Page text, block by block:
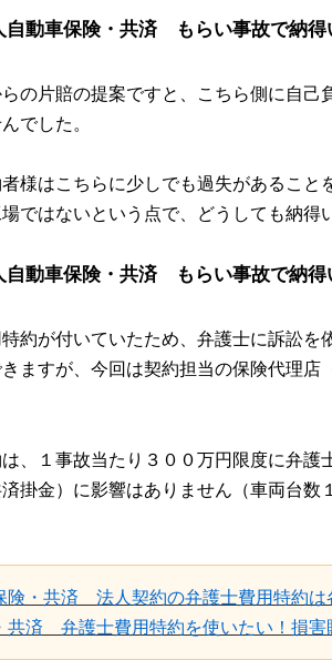
動車保険・共済 もらい事故で納
の片賠の提案ですと、こちら側に自己
でした。
様はこちらに少しでも過失があること
ではないという点で、どうしても納得
動車保険・共済 もらい事故で納
約が付いていたため、弁護士に訴訟を
ますが、今回は契約担当の保険代理店
、１事故当たり３００万円限度に弁護
掛金）に影響はありません（車両台数
険・共済 法人契約の弁護士費用特約は
共済 弁護士費用特約を使いたい！損害